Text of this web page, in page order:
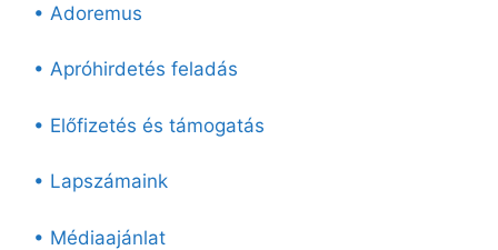
• Adoremus
• Apróhirdetés feladás
• Előfizetés és támogatás
• Lapszámaink
• Médiaajánlat